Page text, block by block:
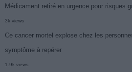
Médicament retiré en urgence pour risques
3k views
Ce cancer mortel explose chez les
symptôme à repérer
1.9k views